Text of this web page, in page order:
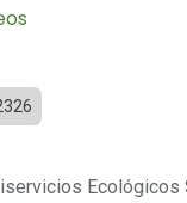
Ecológicos